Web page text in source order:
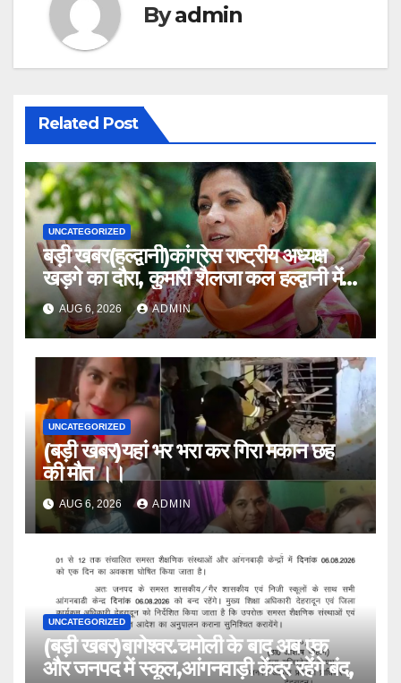
Byadmin
Related Post
UNCATEGORIZED
बड़ी खबर(हल्द्वानी)कांग्रेस राष्ट्रीय अध्यक्ष
खड़गे का दौरा, कुमारी शैलजा कल हल्द्वानी में
।।AUG 6, 2026 ADMIN
UNCATEGORIZED
(बड़ी खबर)यहां भर भरा कर गिरा मकान छह
की मौत ।।
AUG 6, 2026 ADMIN
UNCATEGORIZED
(बड़ी खबर)बागेश्वर.चमोली के बाद अब एक
और जनपद में स्कूल,आंगनवाड़ी केंद्र रहेंगे बंद,